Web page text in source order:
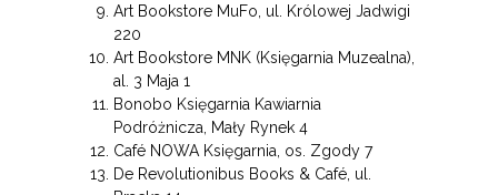
Art Bookstore MuFo, ul. Królowej Jadwigi
220
Art Bookstore MNK (Księgarnia Muzealna),
al. 3 Maja 1
Bonobo Księgarnia Kawiarnia
Podróżnicza, Mały Rynek 4
Café NOWA Księgarnia, os. Zgody 7
De Revolutionibus Books & Café, ul.